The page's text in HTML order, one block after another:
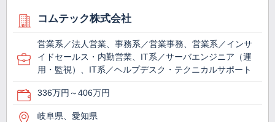
コムテック株式会社
営業系／法人営業、事務系／営業事務、営業系／インサ
イドセールス・内勤営業、IT系／サーバエンジニア（運
用・監視）、IT系／ヘルプデスク・テクニカルサポート
336万円～406万円
岐阜県、愛知県